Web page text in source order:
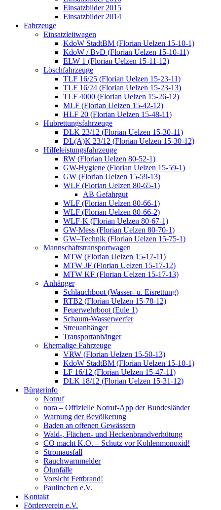
Einsatzbilder 2015
Einsatzbilder 2014
Fahrzeuge
Einsatzleitwagen
KdoW StadtBM (Florian Uelzen 15-10-1)
KdoW / BvD (Florian Uelzen 15-10-11)
ELW 1 (Florian Uelzen 15-11-12)
Löschfahrzeuge
TLF 16/25 (Florian Uelzen 15-23-11)
TLF 16/24 (Florian Uelzen 15-23-13)
TLF 4000 (Florian Uelzen 15-26-12)
MLF (Florian Uelzen 15-42-12)
HLF 20 (Florian Uelzen 15-48-11)
Hubrettungsfahrzeuge
DLK 23/12 (Florian Uelzen 15-30-11)
DL(A)K 23/12 (Florian Uelzen 15-30-12)
Hilfeleistungsfahrzeuge
RW (Florian Uelzen 80-52-1)
GW-Hygiene (Florian Uelzen 15-59-1)
GW (Florian Uelzen 15-59-13)
WLF (Florian Uelzen 80-65-1)
AB Gefahrgut
WLF (Florian Uelzen 80-66-1)
WLF (Florian Uelzen 80-66-2)
WLF-K (Florian Uelzen 80-67-1)
GW-Mess (Florian Uelzen 80-70-1)
GW–Technik (Florian Uelzen 15-75-1)
Mannschaftstransportwagen
MTW (Florian Uelzen 15-17-11)
MTW JF (Florian Uelzen 15-17-12)
MTW KF (Florian Uelzen 15-17-13)
Anhänger
Schlauchboot (Wasser- u. Eisrettung)
RTB2 (Florian Uelzen 15-78-12)
Feuerwehrboot (Eule 1)
Schaum-Wasserwerfer
Streuanhänger
Transportanhänger
Ehemalige Fahrzeuge
VRW (Florian Uelzen 15-50-13)
KdoW StadtBM (Florian Uelzen 15-10-1)
LF 16/12 (Florian Uelzen 15-47-11)
DLK 18/12 (Florian Uelzen 15-31-12)
Bürgerinfo
Notruf
nora – Offizielle Notruf-App der Bundesländer
Warnung der Bevölkerung
Baden an offenen Gewässern
Wald-, Flächen- und Heckenbrandverhütung
CO macht K.O. – Schutz vor Kohlenmonoxid!
Stromausfall
Rauchwarnmelder
Ölunfälle
Vorsicht Fettbrand!
Paulinchen e.V.
Kontakt
Förderverein e.V.